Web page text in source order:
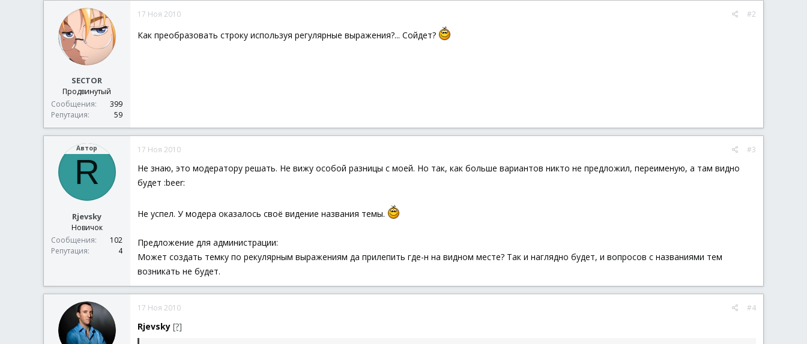
SECTOR
Продвинутый
Сообщения
399
Репутация
59
17 Ноя 2010 #2
Как преобразовать строку используя регулярные выражения?... Сойдет?
Автор
R
Rjevsky
Новичок
Сообщения
102
Репутация
4
17 Ноя 2010 #3
Не знаю, это модератору решать. Не вижу особой разницы с моей. Но так, как больше вариантов никто не предложил, переименую, а там видно
будет :beer:
Не успел. У модера оказалось своё видение названия темы.
Предложение для администрации:
Может создать темку по рекулярным выражениям да прилепить где-н на видном месте? Так и наглядно будет, и вопросов с названиями тем
возникать не будет.
17 Ноя 2010 #4
Rjevsky [?]